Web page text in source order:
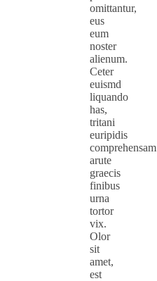
omittantur,
eus
eum
noster
alienum.
Ceter
euismd
liquando
has,
tritani
euripidis
comprehensam
arute
graecis
finibus
urna
tortor
vix.
Olor
sit
amet,
est